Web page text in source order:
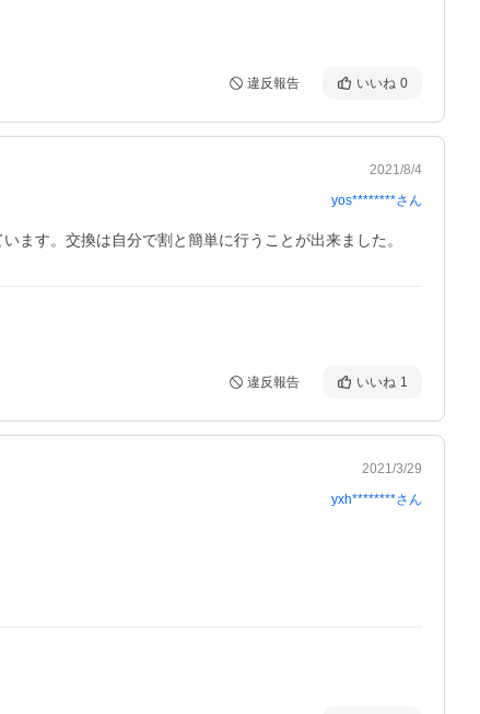
違反報告 いいね 0
2021/8/4
yos********さん
ます。交換は自分で割と簡単に行うことが出来ました。
違反報告 いいね 1
2021/3/29
yxh********さん